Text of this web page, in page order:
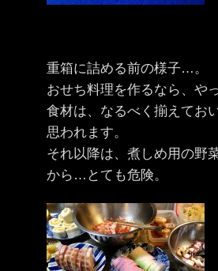
重箱に詰める前の様子…。
おせち料理を作るなら、や
食材は、なるべく揃えてお
思われます。
それ以降は、煮しめ用の野
から…とても危険。